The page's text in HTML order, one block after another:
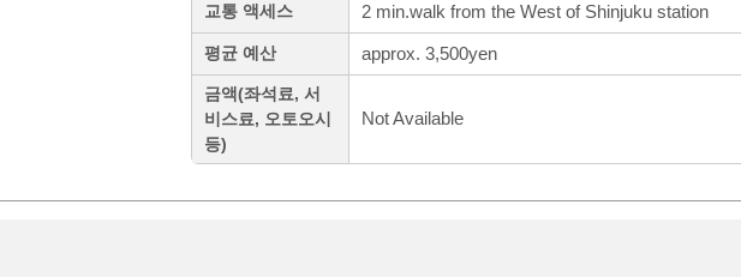
교통 액세스 2 min.walk from the West of Shinjuku station
평균 예산 approx. 3,500yen
금액(좌석료, 서
비스료, 오토오시
등)
Not Available